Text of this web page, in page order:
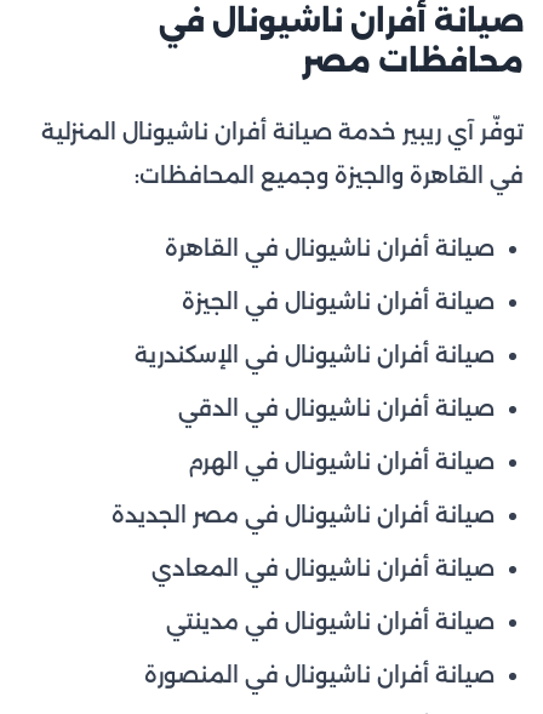
صيانة أفران ناشيونال في
محافظات مصر
توفّر آي ريبير خدمة صيانة أفران ناشيونال المنزلية
في القاهرة والجيزة وجميع المحافظات:
صيانة أفران ناشيونال في القاهرة
صيانة أفران ناشيونال في الجيزة
صيانة أفران ناشيونال في الإسكندرية
صيانة أفران ناشيونال في الدقي
صيانة أفران ناشيونال في الهرم
صيانة أفران ناشيونال في مصر الجديدة
صيانة أفران ناشيونال في المعادي
صيانة أفران ناشيونال في مدينتي
صيانة أفران ناشيونال في المنصورة